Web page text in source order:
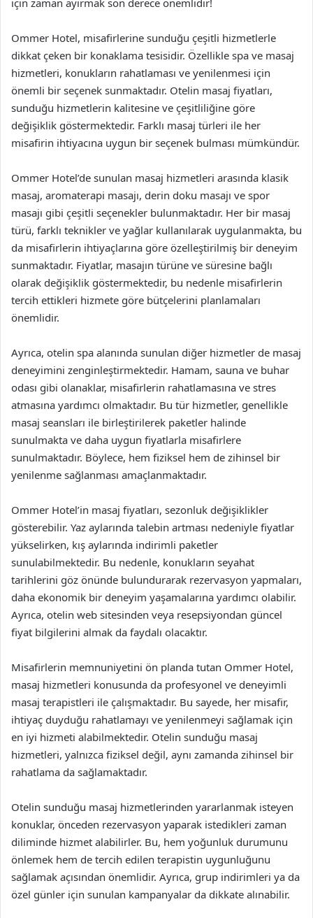
için zaman ayırmak son derece önemlidir!
Ommer Hotel, misafirlerine sunduğu çeşitli hizmetlerle
dikkat çeken bir konaklama tesisidir. Özellikle spa ve masaj
hizmetleri, konukların rahatlaması ve yenilenmesi için
önemli bir seçenek sunmaktadır. Otelin masaj fiyatları,
sunduğu hizmetlerin kalitesine ve çeşitliliğine göre
değişiklik göstermektedir. Farklı masaj türleri ile her
misafirin ihtiyacına uygun bir seçenek bulması mümkündür.
Ommer Hotel’de sunulan masaj hizmetleri arasında klasik
masaj, aromaterapi masajı, derin doku masajı ve spor
masajı gibi çeşitli seçenekler bulunmaktadır. Her bir masaj
türü, farklı teknikler ve yağlar kullanılarak uygulanmakta, bu
da misafirlerin ihtiyaçlarına göre özelleştirilmiş bir deneyim
sunmaktadır. Fiyatlar, masajın türüne ve süresine bağlı
olarak değişiklik göstermektedir, bu nedenle misafirlerin
tercih ettikleri hizmete göre bütçelerini planlamaları
önemlidir.
Ayrıca, otelin spa alanında sunulan diğer hizmetler de masaj
deneyimini zenginleştirmektedir. Hamam, sauna ve buhar
odası gibi olanaklar, misafirlerin rahatlamasına ve stres
atmasına yardımcı olmaktadır. Bu tür hizmetler, genellikle
masaj seansları ile birleştirilerek paketler halinde
sunulmakta ve daha uygun fiyatlarla misafirlere
sunulmaktadır. Böylece, hem fiziksel hem de zihinsel bir
yenilenme sağlanması amaçlanmaktadır.
Ommer Hotel’in masaj fiyatları, sezonluk değişiklikler
gösterebilir. Yaz aylarında talebin artması nedeniyle fiyatlar
yükselirken, kış aylarında indirimli paketler
sunulabilmektedir. Bu nedenle, konukların seyahat
tarihlerini göz önünde bulundurarak rezervasyon yapmaları,
daha ekonomik bir deneyim yaşamalarına yardımcı olabilir.
Ayrıca, otelin web sitesinden veya resepsiyondan güncel
fiyat bilgilerini almak da faydalı olacaktır.
Misafirlerin memnuniyetini ön planda tutan Ommer Hotel,
masaj hizmetleri konusunda da profesyonel ve deneyimli
masaj terapistleri ile çalışmaktadır. Bu sayede, her misafir,
ihtiyaç duyduğu rahatlamayı ve yenilenmeyi sağlamak için
en iyi hizmeti alabilmektedir. Otelin sunduğu masaj
hizmetleri, yalnızca fiziksel değil, aynı zamanda zihinsel bir
rahatlama da sağlamaktadır.
Otelin sunduğu masaj hizmetlerinden yararlanmak isteyen
konuklar, önceden rezervasyon yaparak istedikleri zaman
diliminde hizmet alabilirler. Bu, hem yoğunluk durumunu
önlemek hem de tercih edilen terapistin uygunluğunu
sağlamak açısından önemlidir. Ayrıca, grup indirimleri ya da
özel günler için sunulan kampanyalar da dikkate alınabilir.